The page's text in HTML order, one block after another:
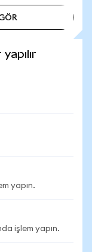
yapın.
işlem yapın.